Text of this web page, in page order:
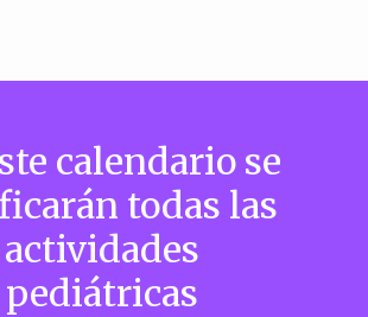
calendario se
todas las
actividades
pediátricas